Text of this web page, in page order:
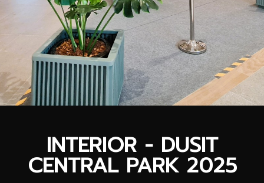
INTERIOR - DUSIT
CENTRAL PARK 2025